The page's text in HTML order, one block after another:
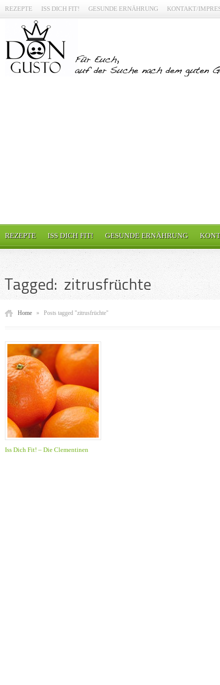
REZEPTE ISS DICH FIT! GESUNDE ERNÄHRUNG KONTAKT/
REZEPTE ISS DICH FIT! GESUNDE ERNÄHRUNG
Tagged: zitrusfrüchte
Home » Posts tagged "zitrusfrüchte"
Iss Dich Fit! – Die Clementinen